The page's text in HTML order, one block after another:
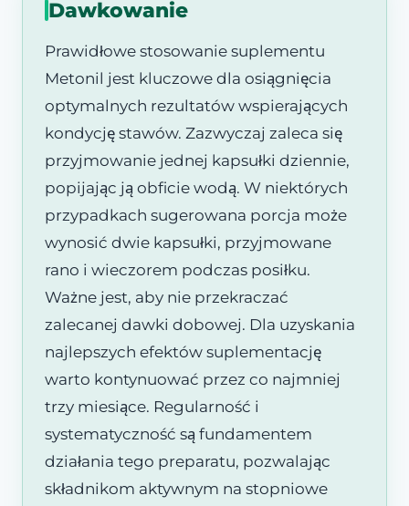
Dawkowanie
Prawidłowe stosowanie suplementu
Metonil jest kluczowe dla osiągnięcia
optymalnych rezultatów wspierających
kondycję stawów. Zazwyczaj zaleca się
przyjmowanie jednej kapsułki dziennie,
popijając ją obficie wodą. W niektórych
przypadkach sugerowana porcja może
wynosić dwie kapsułki, przyjmowane
rano i wieczorem podczas posiłku.
Ważne jest, aby nie przekraczać
zalecanej dawki dobowej. Dla uzyskania
najlepszych efektów suplementację
warto kontynuować przez co najmniej
trzy miesiące. Regularność i
systematyczność są fundamentem
działania tego preparatu, pozwalając
składnikom aktywnym na stopniowe